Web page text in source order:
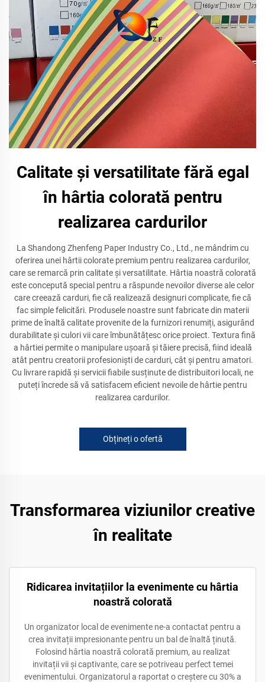
Calitate și versatilitate fără egal
în hârtia colorată pentru
realizarea cardurilor
La Shandong Zhenfeng Paper Industry Co., Ltd., ne mândrim cu
oferirea unei hârtii colorate premium pentru realizarea cardurilor,
care se remarcă prin calitate și versatilitate. Hârtia noastră colorată
este concepută special pentru a răspunde nevoilor diverse ale celor
care creează carduri, fie că realizează designuri complicate, fie că
fac simple felicitări. Produsele noastre sunt fabricate din materii
prime de înaltă calitate provenite de la furnizori renumiți, asigurând
durabilitate și culori vii care îmbunătățesc orice proiect. Textura fină
a hârtiei permite o manipulare ușoară și tăiere precisă, fiind ideală
atât pentru creatorii profesioniști de carduri, cât și pentru amatori.
Cu livrare rapidă și servicii fiabile susținute de distribuitori locali, ne
puteți încrede să vă satisfacem eficient nevoile de hârtie pentru
realizarea cardurilor.
Obțineți o ofertă
Transformarea viziunilor creative
în realitate
Ridicarea invitațiilor la evenimente cu hârtia
noastră colorată
Un organizator local de evenimente ne-a contactat pentru a
crea invitații impresionante pentru un bal de înaltă ținută.
Folosind hârtia noastră colorată premium, au realizat
invitații vii și captivante, care se potriveau perfect temei
evenimentului. Organizatorul a raportat o creștere cu 30% a